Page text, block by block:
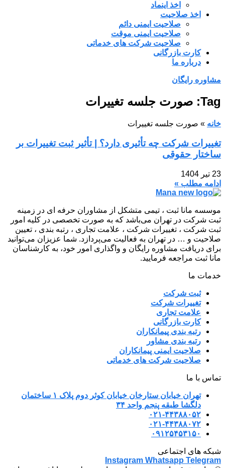
اخذ اینماد
اخذ صلاحیت
صلاحیت ایمنی دائم
صلاحیت ایمنی موقت
صلاحیت شرکت های خدماتی
کارت بازرگانی
درباره ما
مشاوره رایگان
Tag: صورت جلسه تغییرات
خانه » صورت جلسه تغییرات
تغییرات شرکت چه تأثیری دارد؟ | تأثیر ثبت تغییرات بر
ساختار حقوقی
23 تیر 1404
ادامه مطلب »
موسسه مانا ثبت ، تیمی متشکل از مشاوران حرفه ای در زمینه
ثبت شرکت در تهران می‌باشد که به صورت تخصصی در کلیه امور
ثبت شرکت ، تغییرات شرکت ، علامت تجاری ، رتبه بندی ، تعیین
صلاحیت و … در تهران به فعالیت می‌پردازد. شما عزیزان می‌توانید
برای دریافت مشاوره رایگان و واگذاری امور خود، به کارشناسان
مانا ثبت مراجعه فرمایید.
خدمات ما
ثبت شرکت
تغییرات شرکت
علامت تجاری
کارت بازرگانی
رتبه بندی پیمانکاران
رتبه بندی مشاور
صلاحیت ایمنی پیمانکاران
صلاحیت شرکت های خدماتی
تماس با ما
تهران خیابان ستارخان خیابان کوثر دوم پلاک ۱ ساختمان
دلگشا طبقه پنجم واحد ۳۴
۰۲۱-۴۴۳۸۸۰۵۲
۰۲۱-۴۴۳۸۸۰۷۲
۰۹۱۲۵۴۵۳۱۵۰
شبکه های اجتماعی
Instagram Whatsapp Telegram